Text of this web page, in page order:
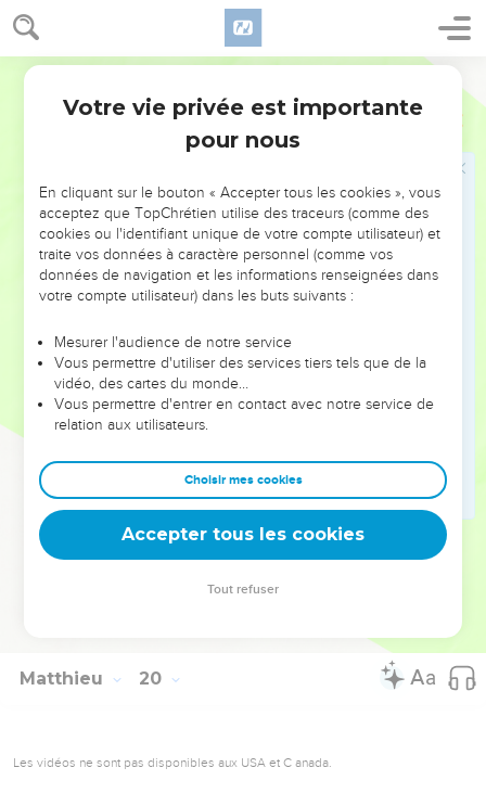
Matthieu 19
de Dieu.
25 En entendant cela, les disciples furent très étonnés et
Jésus les regarda et leur dit : —Cela est impossible aux
hommes ; mais à Dieu, tout est possible.
Alors Pierre prit la parole et lui dit : —Et nous ? Nous avons
tout quitté pour te suivre : qu’en sera-t-il de nous ?
Jésus leur dit : —Vraiment, je vous l’assure : quand naîtra
le monde nouveau et que le *Fils de l’homme aura pris place
sur son trône glorieux, vous qui m’avez suivi, vous siégerez,
d’*Israël.
Tous ceux qui auront quitté, à cause de moi, leurs
maisons, leurs frères ou leurs sœurs, leur père ou leur mère,
leurs enfants ou leur terre, recevront cent fois plus et auront
Mais beaucoup de ceux qui sont maintenant les premiers
seront parmi les derniers, et beaucoup de ceux qui sont
maintenant les derniers seront parmi les premiers.
La Bible Du Semeur Copyright © 1992, 1999 by Biblica, Inc.® Used by permission.
Matthieu 20
Les vidéos ne sont pas disponibles aux USA et C anada.
Votre vie privée est importante
pour nous
En cliquant sur le bouton « Accepter tous les cookies », vous
acceptez que TopChrétien utilise des traceurs (comme des
cookies ou l'identifiant unique de votre compte utilisateur) et
traite vos données à caractère personnel (comme vos
données de navigation et les informations renseignées dans
votre compte utilisateur) dans les buts suivants :
Mesurer l'audience de notre service
Vous permettre d'utiliser des services tiers tels que de la
vidéo, des cartes du monde…
Vous permettre d'entrer en contact avec notre service de
relation aux utilisateurs.
Choisir mes cookies
Accepter tous les cookies
Tout refuser